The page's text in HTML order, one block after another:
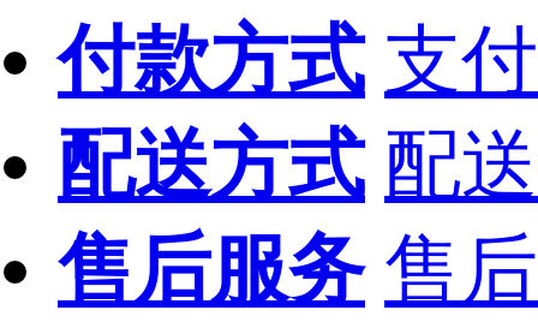
付款方式 支
配送方式 配
售后服务 售